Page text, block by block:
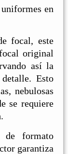
en
focal, este
original
así la
Esto
nebulosas
se requiere
de formato
garantiza